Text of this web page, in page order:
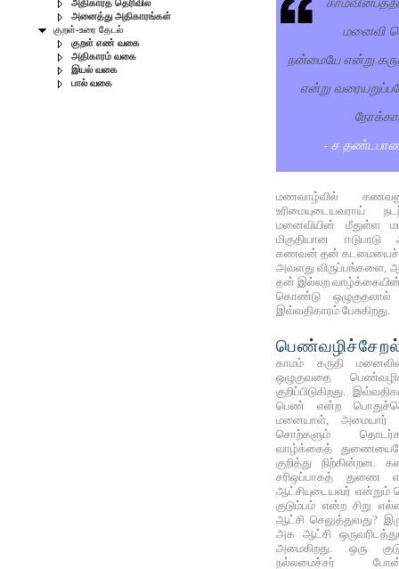
அதிகாரத் தெரிவில்
அனைத்து அதிகாரங்கள்
குறள்-உரை தேடல்
குறள் எண் வகை
அதிகாரம் வகை
இயல் வகை
பால் வகை
மனைவி
நன்மையே என்று
என்று
- ச
மணவாழ்வில்
உரிமையுடையவராய்
மனைவியின் மீதுள்ள
மிகுதியான
கணவன் தன் கடமையைச்
அவளது விருப்பங்களை,
தன் இல்லற வாழ்க்கையின்
கொண்டு ஒழுகுதலால்
இவ்வதிகாரம் பேசுகிறது.
காமம் கருதி
ஒழுகுவதை
குறிப்பிடுகிறது.
பெண் என்ற
மனையாள், அமையார்
சொற்களும்
வாழ்க்கைத்
குறித்து
சரிஒப்பாகத் துணை
ஆட்சியுடையவர் என்றும்
குடும்பம் என்ற சிறு
ஆட்சி செலுத்துவது?
அக ஆட்சி
அமைகிறது. ஒரு
நல்லமைச்சர்